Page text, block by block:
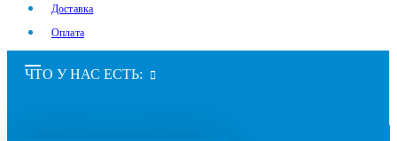
Доставка
Оплата
ЧТО У НАС ЕСТЬ: